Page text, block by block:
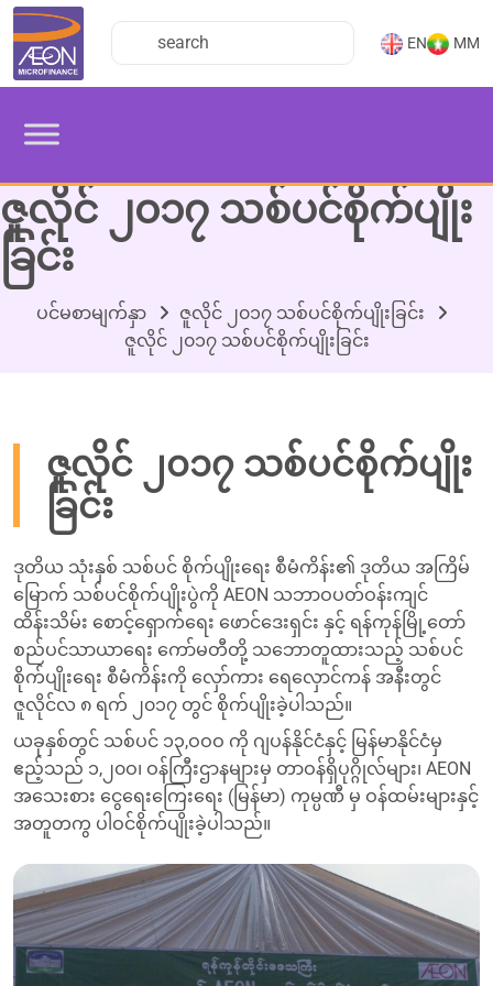
EN MM
ဇူလိုင် ၂၀၁၇ သစ်ပင်စိုက်ပျိုး
ခြင်း
ပင်မစာမျက်နှာ
ဇူလိုင် ၂၀၁၇ သစ်ပင်စိုက်ပျိုးခြင်း
ဇူလိုင် ၂၀၁၇ သစ်ပင်စိုက်ပျိုးခြင်း
ဇူလိုင် ၂၀၁၇ သစ်ပင်စိုက်ပျိုး
ခြင်း
ဒုတိယ သုံးနှစ် သစ်ပင် စိုက်ပျိုးရေး စီမံကိန်း၏ ဒုတိယ အကြိမ်
မြောက် သစ်ပင်စိုက်ပျိုးပွဲကို AEON သဘာဝပတ်ဝန်းကျင်
ထိန်းသိမ်း စောင့်ရှောက်ရေး ဖောင်ဒေးရှင်း နှင့် ရန်ကုန်မြို့တော်
စည်ပင်သာယာရေး ကော်မတီတို့ သဘောတူထားသည့် သစ်ပင်
စိုက်ပျိုးရေး စီမံကိန်းကို လှော်ကား ရေလှောင်ကန် အနီးတွင်
ဇူလိုင်လ ၈ ရက် ၂၀၁၇ တွင် စိုက်ပျိုးခဲ့ပါသည်။
ယခုနှစ်တွင် သစ်ပင် ၁၃,ဝဝဝ ကို ဂျပန်နိုင်ငံနှင့် မြန်မာနိုင်ငံမှ
ဧည့်သည် ၁,၂၀ဝ၊ ဝန်ကြီးဌာနများမှ တာဝန်ရှိပုဂ္ဂိုလ်များ၊ AEON
အသေးစား ငွေရေးကြေးရေး (မြန်မာ) ကုမ္ပဏီ မှ ဝန်ထမ်းများနှင့်
အတူတကွ ပါဝင်စိုက်ပျိုးခဲ့ပါသည်။